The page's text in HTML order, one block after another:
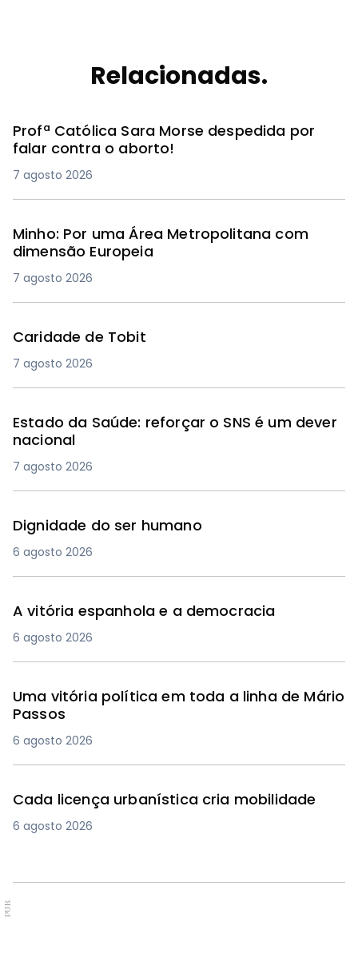
Relacionadas.
Profª Católica Sara Morse despedida por
falar contra o aborto!
7 agosto 2026
Minho: Por uma Área Metropolitana com
dimensão Europeia
7 agosto 2026
Caridade de Tobit
7 agosto 2026
Estado da Saúde: reforçar o SNS é um dever
nacional
7 agosto 2026
Dignidade do ser humano
6 agosto 2026
A vitória espanhola e a democracia
6 agosto 2026
Uma vitória política em toda a linha de Mário
Passos
6 agosto 2026
Cada licença urbanística cria mobilidade
6 agosto 2026
PUB.